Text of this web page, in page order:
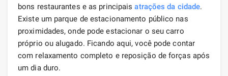
bons restaurantes e as principaisatrações da cidade.
Existe um parque de estacionamento público nas
proximidades, onde pode estacionar o seu carro
próprio ou alugado. Ficando aqui, você pode contar
com relaxamento completo e reposição de forças após
um dia duro.